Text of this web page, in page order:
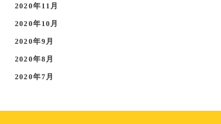
2020年11月
2020年10月
2020年9月
2020年8月
2020年7月